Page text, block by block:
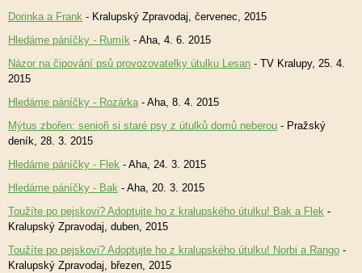
Dorinka a Frank - Kralupský Zpravodaj, červenec, 2015
Hledáme páníčky - Rumík - Aha, 4. 6. 2015
Názor na čipování psů provozovatelky útulku Lesan - TV Kralupy, 25. 4.
2015
Hledáme páníčky - Rozárka- Aha, 8. 4. 2015
Mýtus zbořen: senioři si staré psy z útulků domů neberou - Pražský
deník, 28. 3. 2015
Hledáme páníčky - Flek - Aha, 24. 3. 2015
Hledáme páníčky - Bak - Aha, 20. 3. 2015
Toužíte po pejskovi? Adoptujte ho z kralupského útulku! Bak a Flek -
Kralupský Zpravodaj, duben, 2015
Toužíte po pejskovi? Adoptujte ho z kralupského útulku! Norbi a Rango -
Kralupský Zpravodaj, březen, 2015